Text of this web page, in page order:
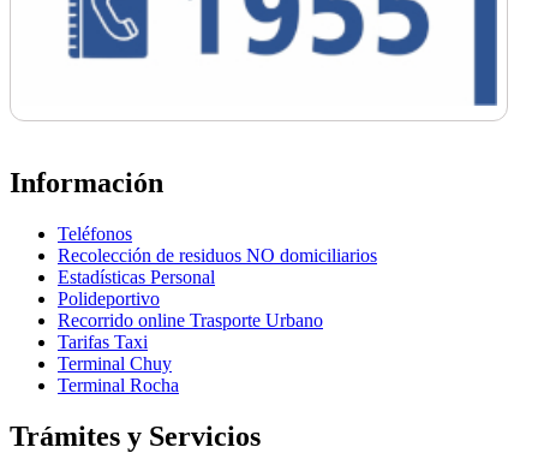
Información
Teléfonos
Recolección de residuos NO domiciliarios
Estadísticas Personal
Polideportivo
Recorrido online Trasporte Urbano
Tarifas Taxi
Terminal Chuy
Terminal Rocha
Trámites y Servicios